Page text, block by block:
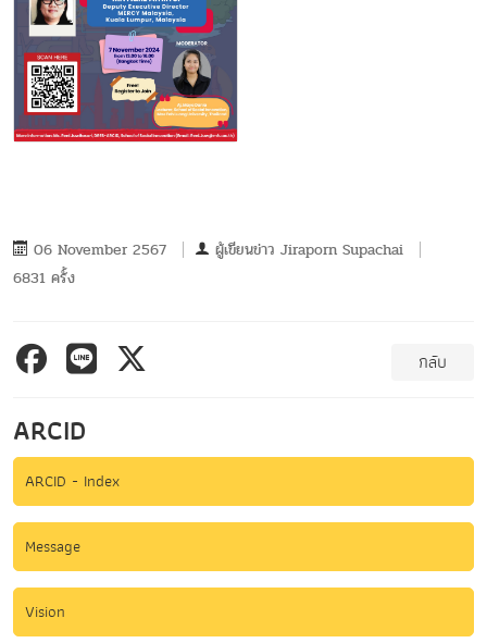
06 November 2567 ผู้เขียนข่าว Jiraporn Supachai
6831 ครั้ง
กลับ
ARCID
ARCID - Index
Message
Vision